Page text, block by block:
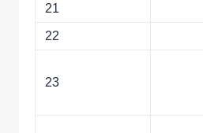
21
22
23